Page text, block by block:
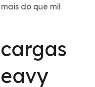
do que mil